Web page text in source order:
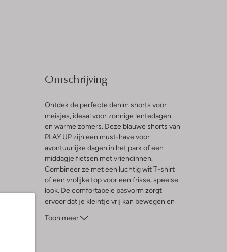
Omschrijving
Ontdek de perfecte denim shorts voor
meisjes, ideaal voor zonnige lentedagen
en warme zomers. Deze blauwe shorts van
PLAY UP zijn een must-have voor
avontuurlijke dagen in het park of een
middagje fietsen met vriendinnen.
Combineer ze met een luchtig wit T-shirt
of een vrolijke top voor een frisse, speelse
look. De comfortabele pasvorm zorgt
ervoor dat je kleintje vrij kan bewegen en
om een picknick in de tuin of een dagje
Toon meer